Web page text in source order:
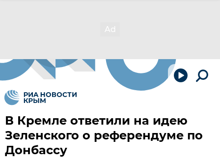
В Кремле ответили на идею
Зеленского о референдуме по
Донбассу